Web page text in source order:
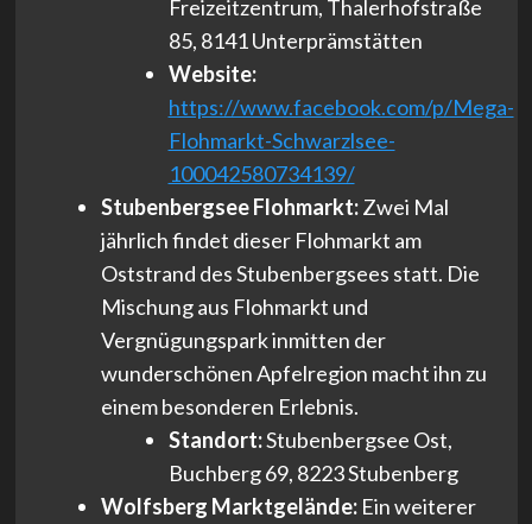
Freizeitzentrum, Thalerhofstraße
85, 8141 Unterprämstätten
Website:
https://www.facebook.com/p/Mega-
Flohmarkt-Schwarzlsee-
100042580734139/
Stubenbergsee Flohmarkt:Zwei Mal
jährlich findet dieser Flohmarkt am
Oststrand des Stubenbergsees statt. Die
Mischung aus Flohmarkt und
Vergnügungspark inmitten der
wunderschönen Apfelregion macht ihn zu
einem besonderen Erlebnis.
Standort:Stubenbergsee Ost,
Buchberg 69, 8223 Stubenberg
Wolfsberg Marktgelände:Ein weiterer